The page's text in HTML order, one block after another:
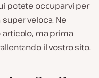
potete occuparvi per
veloce. Ne
ma prima
il vostro sito.